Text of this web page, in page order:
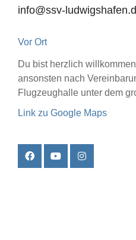
info@ssv-
Vor Ort
Du bist herzlich
ansonsten nach
Flugzeughalle unter dem
Link zu Google Maps